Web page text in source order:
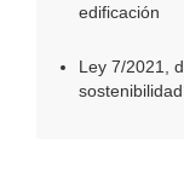
edificación
Ley 7/2021,